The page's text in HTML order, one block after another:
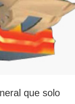
que solo